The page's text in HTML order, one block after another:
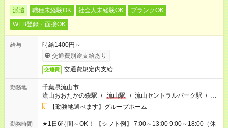
派遣 職種未経験OK 社会人未経験OK
ブランクOK
WEB登録・面接OK
給与
時給1400円～
交通費別途支給あり
交通費 交通費規定内支給
勤務地
千葉県流山市
流山おおたかの森駅 / 流山駅 / 流山セントラルパーク駅 / …
【勤務地選べます】グループホーム
勤務時間
★1日6時間～OK！ 【シフト例】 7:00～13:00 9:00～18:00（休